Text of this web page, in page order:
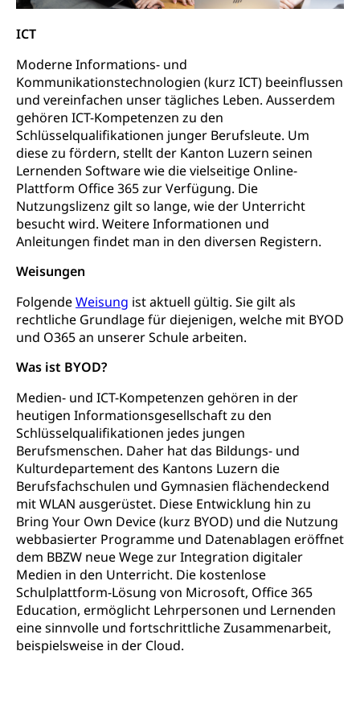
ICT
Moderne Informations- und
Kommunikationstechnologien (kurz ICT) beeinflussen
und vereinfachen unser tägliches Leben. Ausserdem
gehören ICT-Kompetenzen zu den
Schlüsselqualifikationen junger Berufsleute. Um
diese zu fördern, stellt der Kanton Luzern seinen
Lernenden Software wie die vielseitige Online-
Plattform Office 365 zur Verfügung. Die
Nutzungslizenz gilt so lange, wie der Unterricht
besucht wird. Weitere Informationen und
Anleitungen findet man in den diversen Registern.
Weisungen
FolgendeWeisung ist aktuell gültig. Sie gilt als
rechtliche Grundlage für diejenigen, welche mit BYOD
und O365 an unserer Schule arbeiten.
Was ist BYOD?
Medien- und ICT-Kompetenzen gehören in der
heutigen Informationsgesellschaft zu den
Schlüsselqualifikationen jedes jungen
Berufsmenschen. Daher hat das Bildungs- und
Kulturdepartement des Kantons Luzern die
Berufsfachschulen und Gymnasien flächendeckend
mit WLAN ausgerüstet. Diese Entwicklung hin zu
Bring Your Own Device (kurz BYOD) und die Nutzung
webbasierter Programme und Datenablagen eröffnet
dem BBZW neue Wege zur Integration digitaler
Medien in den Unterricht. Die kostenlose
Schulplattform-Lösung von Microsoft, Office 365
Education, ermöglicht Lehrpersonen und Lernenden
eine sinnvolle und fortschrittliche Zusammenarbeit,
beispielsweise in der Cloud.
Beratung & Unterstützung
Neuorientierung
Fachstelle Berufsbildung
BIZ Beratungs- und Informationszentrum
für Bildung und Beruf
Berufsmaturität
Zentrum für Brückenangebote
Fachklasse Grafik (fachklassegrafik.ch)
Fach- & Wirtschafts-Mittelschulzentrum FMZ
Gymnasialbildung, Kantonsschulen
Gymnasien & Fachmittelschulen (beruf.lu.ch)
Studienwahl- und Studienbearatung
Fachklasse Grafik
Gesundheitsmittelschule
FMS und Vollzeitschulen mit BM
Obligatorische Schulzeit
Schulpflicht, Schulobligatorium, Primarschule,
Sekundarschule, Schulferien, Tagesschule,
Schulergänzende Betreuung, Logopädie,
Psychomotorik, Schulpsychologie, Schulsozialarbeit,
Heilpädagogik und Sonderschulen
Kantonale Sportcamps
Primarschule
Sekundarschule
Schulpflicht
Förderangebote
Sonderschulung
Früherziehung
Schuldienste
Betreuungsangebote
Schulliste
Heilpädagogische Schulen
Freiwilliger Schulsport
Stipendien und Darlehen
Studienbeihilfe, Stipendien, Ausbildungsdarlehen
Stipendien Universität Luzern unilu
Finanzielle Unterstützung für Ausbildung
Pflege HF oder Studium Pflege FH
Fachstelle Stipendien (beruf.lu.ch)
Studienbeiträge Höhere Berufsbildung
Finanzielle Unterstützung Pädagogische
Stipendien Hochschule Luzern hslu
Universität
Technische Hochschule, Studium,
Hochschulstudium, Universitätsstudium,
universitäre Ausbildung, akademische Ausbildung,
Hochschulbildung, Hochschule, universitäre
Hochschule, Bachelor, Master, Doktorat,
Weiterbildung, Forschung, Entwicklung,
Dienstleistungen, Hochschule Luzern,
Pädagogische Hochschule Luzern, PH Luzern, UniLU,
Hochschulen)
swissuniversities
Universität Luzern
Fachstelle Hochschulbildung
Vorschule
Kindergarten, Kinderkrippe, Krippe, Kinderhort,
Kindertagesstätte, Spielgruppe, Tagesmutter,
Freiwilliges Kindergarten Jahr
Kinderbetreuung
Freiwilliges Kindergarten Jahr
Frühe Sprachförderung
Kindergarten & Basisstufe
Frühe Förderung
Gesundheit und Soziales
Konsumentenschutz
Konsumentenrechte, Produktsicherheit,
Preisüberwachung, Preisüberwacher,